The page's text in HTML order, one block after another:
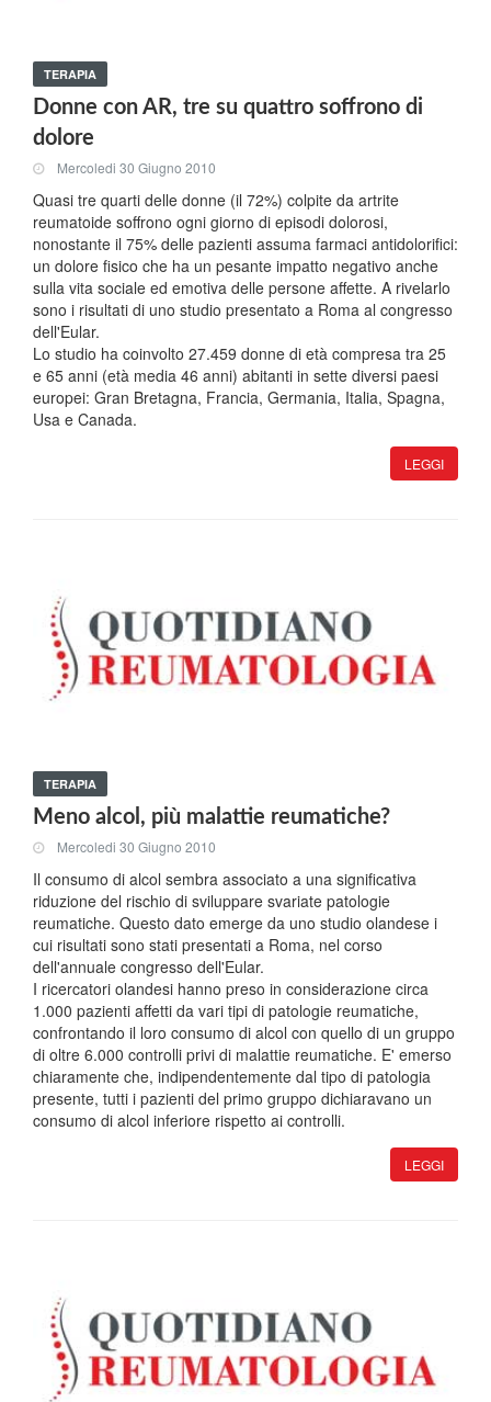
TERAPIA
Donne con AR, tre su quattro soffrono di
dolore
Mercoledi 30 Giugno 2010
Quasi tre quarti delle donne (il 72%) colpite da artrite
reumatoide soffrono ogni giorno di episodi dolorosi,
nonostante il 75% delle pazienti assuma farmaci antidolorifici:
un dolore fisico che ha un pesante impatto negativo anche
sulla vita sociale ed emotiva delle persone affette. A rivelarlo
sono i risultati di uno studio presentato a Roma al congresso
dell'Eular.
Lo studio ha coinvolto 27.459 donne di età compresa tra 25
e 65 anni (età media 46 anni) abitanti in sette diversi paesi
europei: Gran Bretagna, Francia, Germania, Italia, Spagna,
Usa e Canada.
LEGGI
TERAPIA
Meno alcol, più malattie reumatiche?
Mercoledi 30 Giugno 2010
Il consumo di alcol sembra associato a una significativa
riduzione del rischio di sviluppare svariate patologie
reumatiche. Questo dato emerge da uno studio olandese i
cui risultati sono stati presentati a Roma, nel corso
dell'annuale congresso dell'Eular.
I ricercatori olandesi hanno preso in considerazione circa
1.000 pazienti affetti da vari tipi di patologie reumatiche,
confrontando il loro consumo di alcol con quello di un gruppo
di oltre 6.000 controlli privi di malattie reumatiche. E' emerso
chiaramente che, indipendentemente dal tipo di patologia
presente, tutti i pazienti del primo gruppo dichiaravano un
consumo di alcol inferiore rispetto ai controlli.
LEGGI